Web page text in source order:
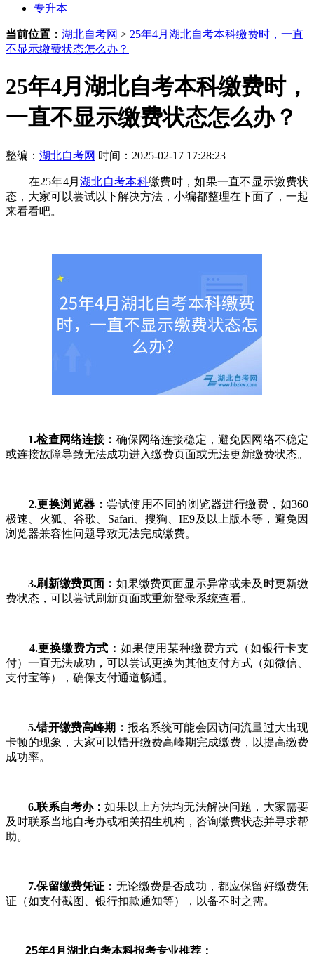
专升本
当前位置： 湖北自考网 > 25年4月湖北自考本科缴费时，一直
不显示缴费状态怎么办？
25年4月湖北自考本科缴费时，
一直不显示缴费状态怎么办？
整编： 湖北自考网 时间：2025-02-17 17:28:23
在25年4月湖北自考本科缴费时，如果一直不显示缴费状
态，大家可以尝试以下解决方法，小编都整理在下面了，一起
来看看吧。
1.检查网络连接： 确保网络连接稳定，避免因网络不稳定
或连接故障导致无法成功进入缴费页面或无法更新缴费状态。
2.更换浏览器：尝试使用不同的浏览器进行缴费，如360
极速、火狐、谷歌、Safari、搜狗、IE9及以上版本等，避免因
浏览器兼容性问题导致无法完成缴费。
3.刷新缴费页面： 如果缴费页面显示异常或未及时更新缴
费状态，可以尝试刷新页面或重新登录系统查看。
4.更换缴费方式：如果使用某种缴费方式（如银行卡支
付）一直无法成功，可以尝试更换为其他支付方式（如微信、
支付宝等），确保支付通道畅通。
5.错开缴费高峰期： 报名系统可能会因访问流量过大出现
卡顿的现象，大家可以错开缴费高峰期完成缴费，以提高缴费
成功率。
6.联系自考办：如果以上方法均无法解决问题，大家需要
及时联系当地自考办或相关招生机构，咨询缴费状态并寻求帮
助。
7.保留缴费凭证： 无论缴费是否成功，都应保留好缴费凭
证（如支付截图、银行扣款通知等），以备不时之需。
25年4月湖北自考本科报考专业推荐：